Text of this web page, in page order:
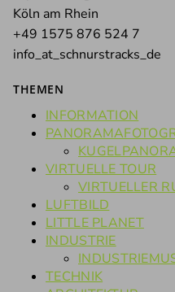
Köln am Rhein
+49 1575 876 524 7
info_at_schnurstracks_de
THEMEN
INFORMATION
VIRTUELLE TOUR
VIRTUELLER
LUFTBILD
LITTLE PLANET
INDUSTRIE
TECHNIK